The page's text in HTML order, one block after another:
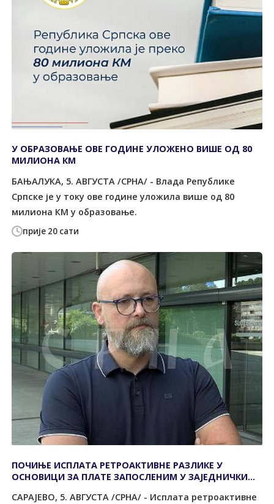
прије 20 сати
У ОБРАЗОВАЊЕ ОВЕ ГОДИНЕ УЛОЖЕНО ВИШЕ ОД 80
МИЛИОНА КМ
БАЊАЛУКА, 5. АВГУСТА /СРНА/ - Влада Републике
Српске је у току ове године уложила више од 80
милиона КМ у образовање.
ПОЧИЊЕ ИСПЛАТА РЕТРОАКТИВНЕ РАЗЛИКЕ У
ОСНОВИЦИ ЗА ПЛАТЕ ЗАПОСЛЕНИМ У ЗАЈЕДНИЧКИМ
САРАЈЕВО, 5. АВГУСТА /СРНА/ - Исплата ретроактивне